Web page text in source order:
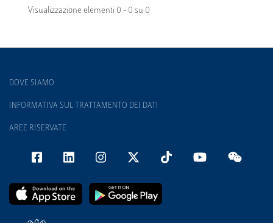
Visualizzazione elementi 0 - 0 su 0
DOVE SIAMO
INFORMATIVA SUL TRATTAMENTO DEI DATI
AREE RISERVATE